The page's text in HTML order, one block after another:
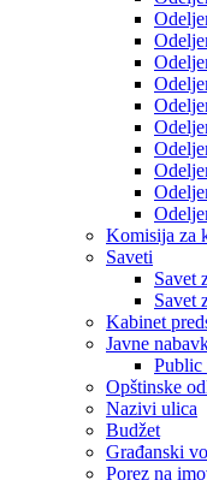
Komisija za
Saveti
Savet
Savet
Kabinet
Javne
Public
Opštinske
Nazivi ulica
Budžet
Građanski
Porez na